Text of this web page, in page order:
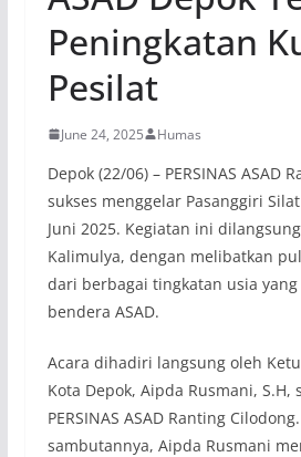
Peningkatan
Pesilat
June 24, 2025 Humas
Depok (22/06) – PERSINAS ASAD
sukses menggelar Pasanggiri
Juni 2025. Kegiatan ini
Kalimulya, dengan melibatkan
dari berbagai tingkatan usia
bendera ASAD.
Acara dihadiri langsung oleh
Kota Depok, Aipda Rusmani, S.H,
PERSINAS ASAD Ranting
sambutannya, Aipda Rusmani